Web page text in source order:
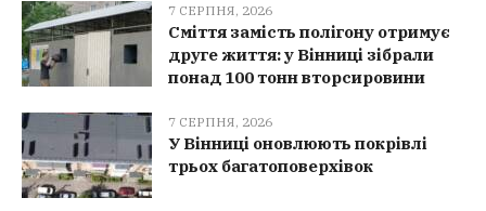
7 СЕРПНЯ, 2026
Сміття замість полігону отримує
друге життя: у Вінниці зібрали
понад 100 тонн вторсировини
7 СЕРПНЯ, 2026
У Вінниці оновлюють покрівлі
трьох багатоповерхівок